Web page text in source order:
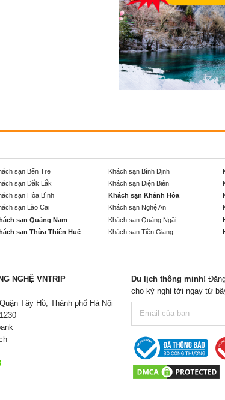
sạn Bến Tre Khách sạn Bình Định
sạn Đắk Lắk Khách sạn Điện Biên
sạn Hòa Bình Khách sạn Khánh Hòa
sạn Lào Cai Khách sạn Nghệ An
sạn Quảng Nam Khách sạn Quảng Ngãi
sạn Thừa Thiên Huế Khách sạn Tiền Giang
NGHỆ VNTRIP
Tây Hồ, Thành phố Hà Nội
Du lịch thông minh!
cho kỳ nghỉ tới ngay từ